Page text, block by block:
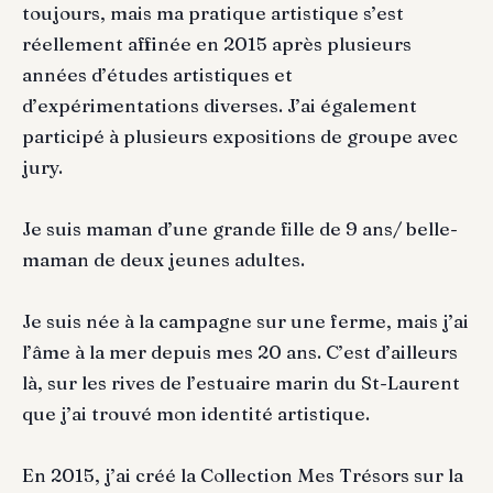
toujours, mais ma pratique artistique s’est
réellement affinée en 2015 après plusieurs
années d’études artistiques et
d’expérimentations diverses. J’ai également
participé à plusieurs expositions de groupe avec
jury.
Je suis maman d’une grande fille de 9 ans/ belle-
maman de deux jeunes adultes.
Je suis née à la campagne sur une ferme, mais j’ai
l’âme à la mer depuis mes 20 ans. C’est d’ailleurs
là, sur les rives de l’estuaire marin du St-Laurent
que j’ai trouvé mon identité artistique.
En 2015, j’ai créé la Collection Mes Trésors sur la